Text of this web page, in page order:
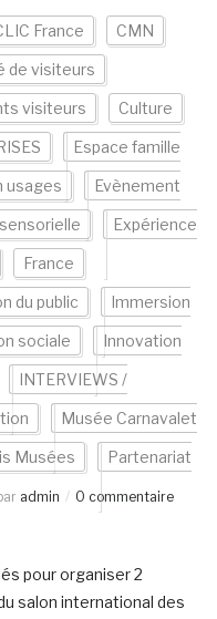
France CMN
de visiteurs
visiteurs Culture
Espace famille
usages Evènement
Expérience
France
du public Immersion
sociale Innovation
INTERVIEWS /
Musée Carnavalet
Musées Partenariat
admin 0 commentaire
pour organiser 2
salon international des